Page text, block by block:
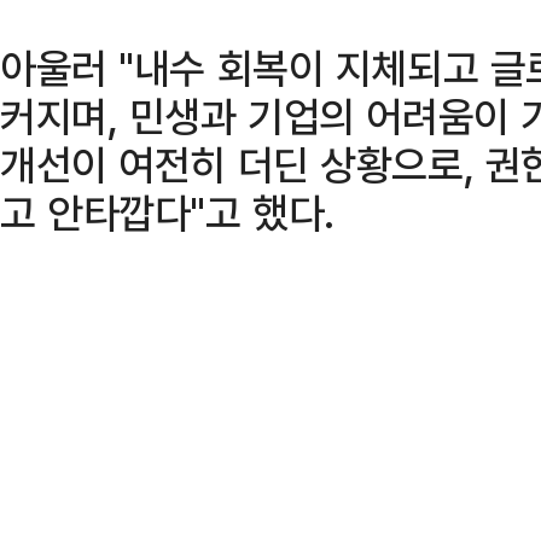
아울러 "내수 회복이 지체되고
커지며, 민생과 기업의 어려움이
개선이 여전히 더딘 상황으로,
고 안타깝다"고 했다.